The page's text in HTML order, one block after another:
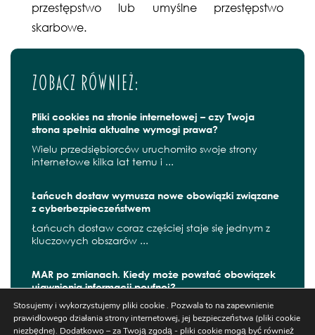
przestępstwo lub umyślne przestępstwo
skarbowe.
Zobacz również:
Pliki cookies na stronie internetowej – czy Twoja
strona spełnia aktualne wymogi prawa?
Wielu przedsiębiorców uruchomiło swoje strony
internetowe kilka lat temu i ...
Łańcuch dostaw wymusza nowe obowiązki związane
z cyberbezpieczeństwem
Łańcuch dostaw coraz częściej staje się jednym z
kluczowych obszarów ...
MAR po zmianach. Kiedy może powstać obowiązek
ujawnienia informacji poufnej?
W czerwcu 2026 r. zaczęły obowiązywać kolejne
zmiany wynikające z ...
Stosujemy i wykorzystujemy pliki cookie . Pozwala to na zapewnienie
prawidłowego działania strony internetowej, jej bezpieczeństwa (pliki cookie
niezbędne). Dodatkowo – za Twoją zgodą - pliki cookie mogą być również